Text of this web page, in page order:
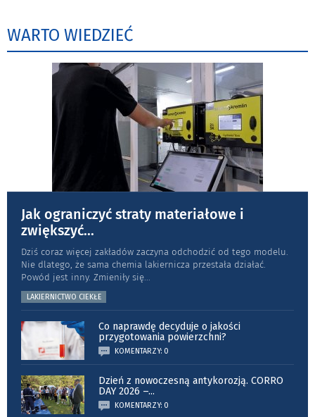
WARTO WIEDZIEĆ
Jak ograniczyć straty materiałowe i
zwiększyć...
Dziś coraz więcej zakładów zaczyna odchodzić od tego modelu.
Nie dlatego, że sama chemia lakiernicza przestała działać.
Powód jest inny. Zmieniły się...
LAKIERNICTWO CIEKŁE
Co naprawdę decyduje o jakości
przygotowania powierzchni?
KOMENTARZY: 0
Dzień z nowoczesną antykorozją. CORRO
DAY 2026 –...
KOMENTARZY: 0